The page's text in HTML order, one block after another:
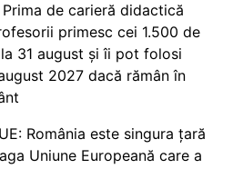
Prima de carieră didactică
primesc cei 1.500 de
31 august și îi pot folosi
2027 dacă rămân în
România este singura țară
Uniune Europeană care a